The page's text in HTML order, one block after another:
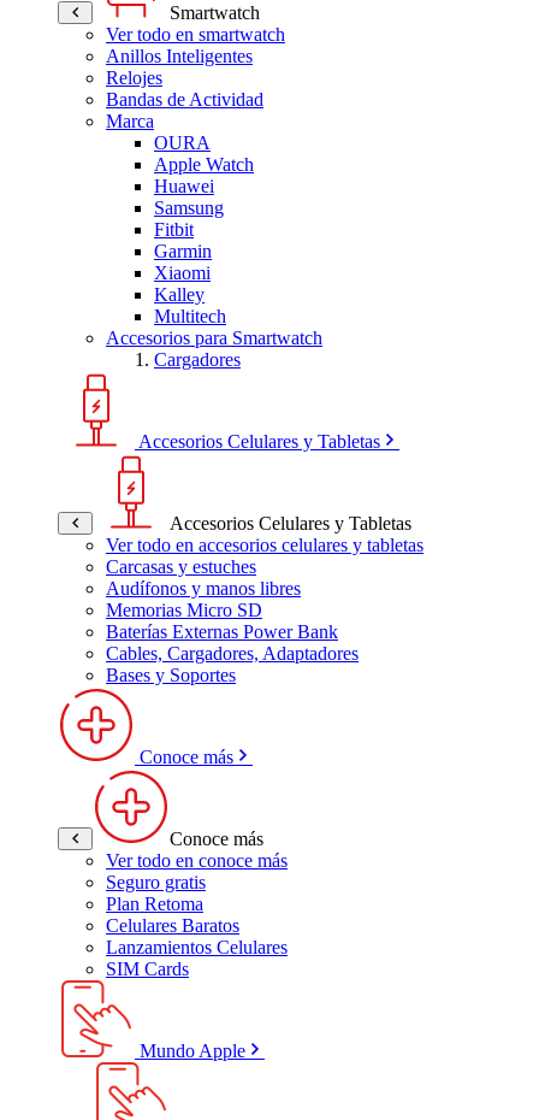
Smartwatch
Ver todo en smartwatch
Anillos Inteligentes
Relojes
Bandas de Actividad
Marca
OURA
Apple Watch
Huawei
Samsung
Fitbit
Garmin
Xiaomi
Kalley
Multitech
Accesorios para Smartwatch
Cargadores
Accesorios Celulares y Tabletas
Accesorios Celulares y Tabletas
Ver todo en accesorios celulares y tabletas
Carcasas y estuches
Audífonos y manos libres
Memorias Micro SD
Baterías Externas Power Bank
Cables, Cargadores, Adaptadores
Bases y Soportes
Conoce más
Conoce más
Ver todo en conoce más
Seguro gratis
Plan Retoma
Celulares Baratos
Lanzamientos Celulares
SIM Cards
Mundo Apple